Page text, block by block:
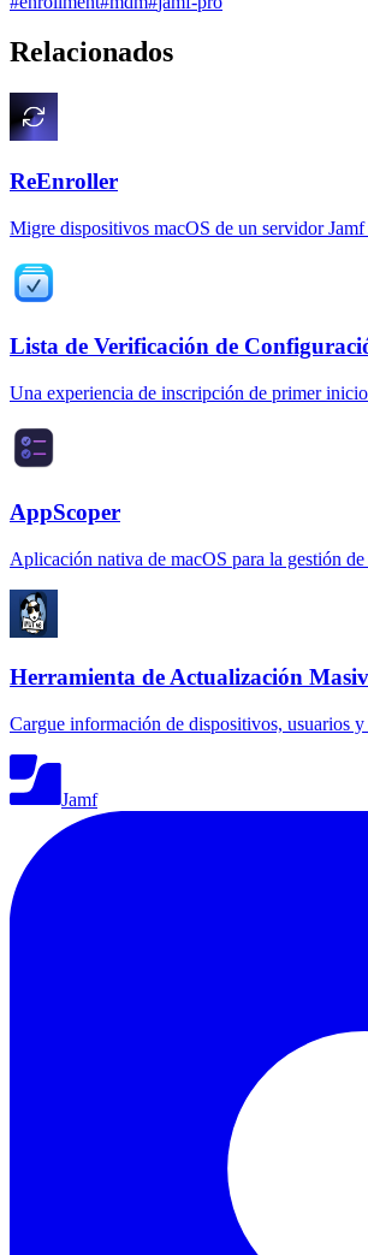
Relacionados
ReEnroller
Migre dispositivos macOS de un servidor
Lista de Verificación de
Una experiencia de inscripción de primer
AppScoper
Aplicación nativa de macOS para la gestión
Herramienta de Actualización
Cargue información de dispositivos, usuarios
Jamf